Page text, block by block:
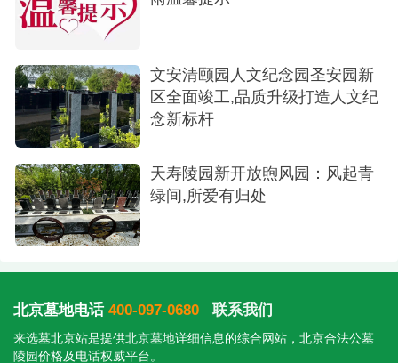
文安清颐园人文纪念园圣安园新
区全面竣工,品质升级打造人文纪
念新标杆
天寿陵园新开放煦风园：风起青
绿间,所爱有归处
北京墓地电话 400-097-0680 联系我们
来选墓北京站是提供北京墓地详细信息的综合网站，北京合法公墓
陵园价格及电话权威平台。